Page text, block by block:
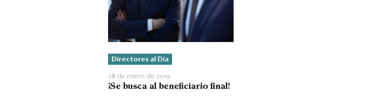
Directores al Día
28 de enero de 2019
¡Se busca al beneficiario final!